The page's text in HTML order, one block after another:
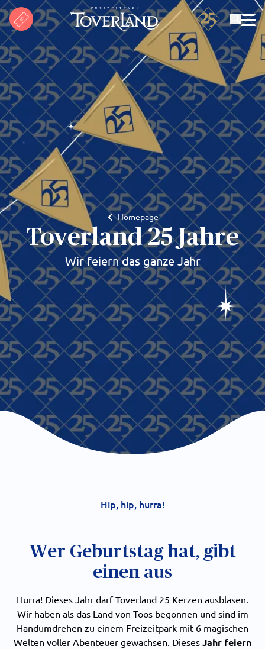
Suchen
Homepage
Toverland 25 Jahre
Wir feiern das ganze Jahr
Hip, hip, hurra!
Wer Geburtstag hat, gibt
einen aus
Hurra! Dieses Jahr darf Toverland 25 Kerzen ausblasen.
Wir haben als das Land von Toos begonnen und sind im
Handumdrehen zu einem Freizeitpark mit 6 magischen
Welten voller Abenteuer gewachsen. Dieses Jahr feiern